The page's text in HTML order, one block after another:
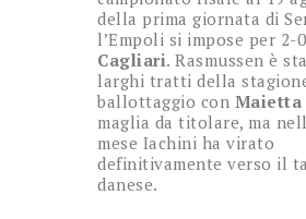
della prima giornata di
l’Empoli si impose per 2-
Cagliari. Rasmussen è
larghi tratti della
ballottaggio con Maietta
maglia da titolare, ma
mese Iachini ha virato
definitivamente verso il
danese.